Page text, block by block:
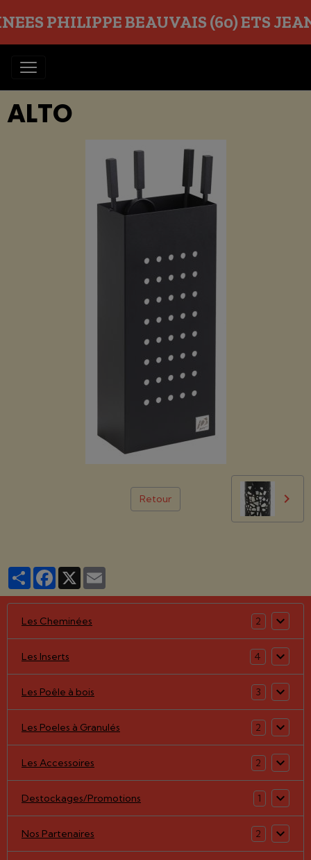
PHILIPPE BEAUVAIS (60) ETS
ALTO
Retour
PartagerFacebook
X
Les Cheminées 2
Les Inserts 4
Les Poêle à bois 3
Les Poeles à Granulés 2
Les Accessoires 2
Destockages/Promotions 1
Nos Partenaires 2